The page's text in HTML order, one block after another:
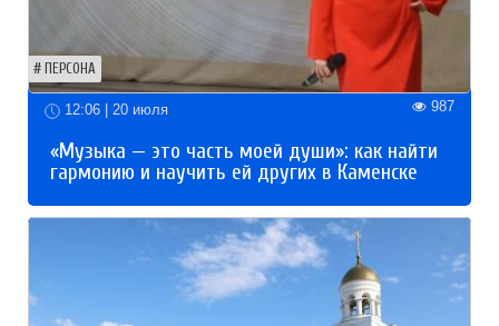
ПЕРСОНА
12:06 | 20 июля 987
«Музыка — это часть моей души»: как найти
гармонию и научить ей других в Каменске